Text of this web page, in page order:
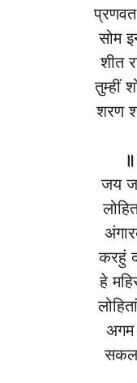
सोम
शीत
तुम्हीं
शरण
जय
करहुं
हे
सकल